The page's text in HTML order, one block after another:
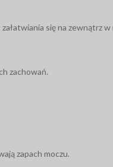
się na zewnątrz
zachowań.
zapach moczu.